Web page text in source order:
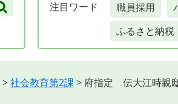
注目 ワード 職員採用
ふるさと納税
>社会教育第2課 > 府指定 伝大江時親